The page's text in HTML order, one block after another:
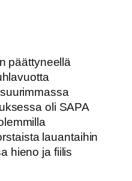
päättyneellä
oli SAPA
lauantaihin
hieno ja fiilis